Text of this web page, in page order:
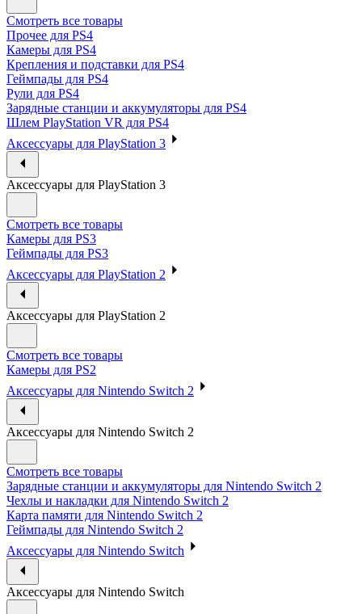
Смотреть все товары
Прочее для PS4
Камеры для PS4
Крепления и подставки для PS4
Геймпады для PS4
Рули для PS4
Зарядные станции и аккумуляторы для PS4
Шлем PlayStation VR для PS4
Аксессуары для PlayStation 3
Аксессуары для PlayStation 3
Смотреть все товары
Камеры для PS3
Геймпады для PS3
Аксессуары для PlayStation 2
Аксессуары для PlayStation 2
Смотреть все товары
Камеры для PS2
Аксессуары для Nintendo Switch 2
Аксессуары для Nintendo Switch 2
Смотреть все товары
Зарядные станции и аккумуляторы для Nintendo Switch 2
Чехлы и накладки для Nintendo Switch 2
Карта памяти для Nintendo Switch 2
Геймпады для Nintendo Switch 2
Аксессуары для Nintendo Switch
Аксессуары для Nintendo Switch